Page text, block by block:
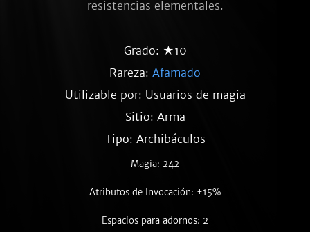
resistencias elementales.
Grado: ★10
Rareza: Afamado
Utilizable por: Usuarios de magia
Sitio: Arma
Tipo: Archibáculos
Magia: 242
Atributos de Invocación: +15%
Espacios para adornos: 2